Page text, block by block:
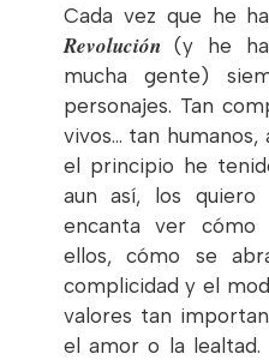
Cada vez que he
Revolución (y he
mucha gente)
personajes. Tan
vivos… tan humanos,
el principio he
aun así, los quiero
encanta ver cómo
ellos, cómo se
complicidad y el
valores tan
el amor o la